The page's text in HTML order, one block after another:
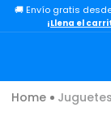
🚚 Envío gratis
¡Llena el
TÉRMINOS MÁS
3.
carro